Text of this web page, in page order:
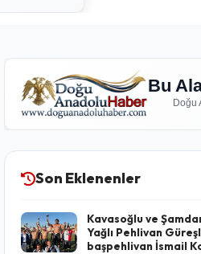
Bu
Doğu
Son Eklenenler
Kavasoğlu ve
Yağlı Pehlivan
başpehlivan İsmail